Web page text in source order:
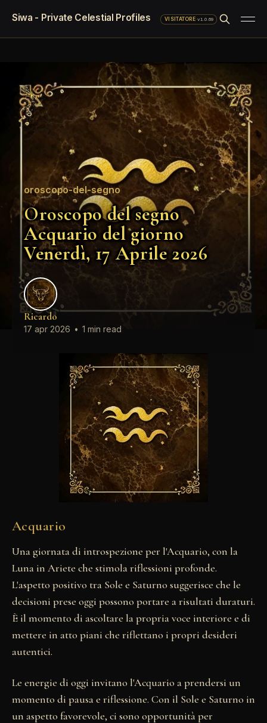
Siwa - Private Celestial Profiles VISITATORE·v1.0.69
oroscopo-del-segno
Oroscopo del segno
Acquario del giorno
Venerdì, 17 Aprile 2026
Ricardo
17 apr 2026 • 1 min read
Acquario
Una giornata di introspezione per l'Acquario, con la
Luna in Ariete che stimola riflessioni profonde.
L'aspetto positivo tra Sole e Saturno suggerisce che le
decisioni prese oggi possono portare a risultati duraturi.
È il momento di ascoltare la propria voce interiore e di
mettere in atto piani che riflettano i propri desideri
autentici.
Le energie di oggi invitano l'Acquario a prendersi un
momento di pausa e riflessione. Con il Sole e Saturno in
un aspetto favorevole, ci sono opportunità per